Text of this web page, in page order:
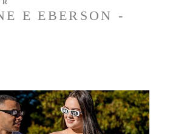
E EBERSON -